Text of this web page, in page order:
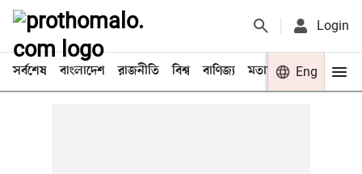
Login
সর্বশেষ বাংলাদেশ রাজনীতি বিশ্ব বাণিজ্য মতামত খেলা
Eng